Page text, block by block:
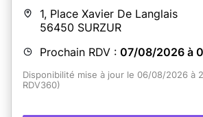
1, Place Xavier De Langlais
56450 SURZUR
Prochain RDV : 07/08/2026 à
Disponibilité mise à jour le 06/08/2026 à
RDV360)